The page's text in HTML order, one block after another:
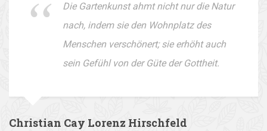
Die Gartenkunst ahmt nicht nur die Natur
nach, indem sie den Wohnplatz des
Menschen verschönert; sie erhöht auch
sein Gefühl von der Güte der Gottheit.
Christian Cay Lorenz Hirschfeld